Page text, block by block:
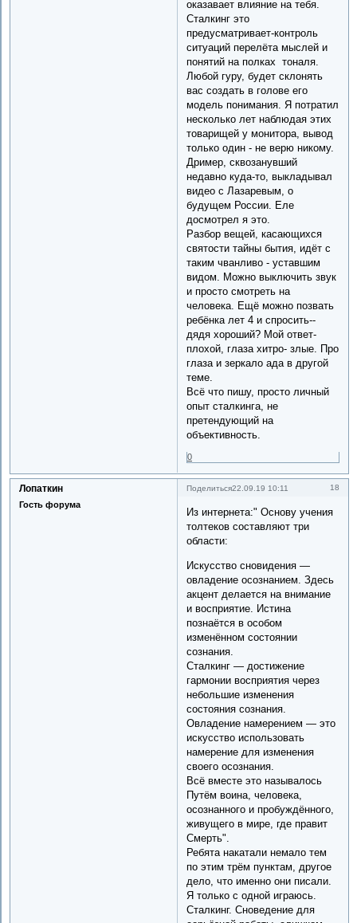
оказавает влияние на тебя.
Сталкинг это
предусматривает-контроль
ситуаций перелёта мыслей и
понятий на полках тоналя.
Любой гуру, будет склонять
вас создать в голове его
модель понимания. Я потратил
несколько лет наблюдая этих
товарищей у монитора, вывод
только один - не верю никому.
Дример, сквозанувший
недавно куда-то, выкладывал
видео с Лазаревым, о
будущем России. Еле
досмотрел я это.
Разбор вещей, касающихся
святости тайны бытия, идёт с
таким чванливо - уставшим
видом. Можно выключить звук
и просто смотреть на
человека. Ещё можно позвать
ребёнка лет 4 и спросить--
дядя хороший? Мой ответ-
плохой, глаза хитро- злые. Про
глаза и зеркало ада в другой
теме.
Всё что пишу, просто личный
опыт сталкинга, не
претендующий на
объективность.
0
Поделиться 18
22.09.19 10:11
Лопаткин
Гость форума
Из интернета:" Основу учения
толтеков составляют три
области:
Искусство сновидения —
овладение осознанием. Здесь
акцент делается на внимание
и восприятие. Истина
познаётся в особом
изменённом состоянии
сознания.
Сталкинг — достижение
гармонии восприятия через
небольшие изменения
состояния сознания.
Овладение намерением — это
искусство использовать
намерение для изменения
своего осознания.
Всё вместе это называлось
Путём воина, человека,
осознанного и пробуждённого,
живущего в мире, где правит
Смерть".
Ребята накатали немало тем
по этим трём пунктам, другое
дело, что именно они писали.
Я только с одной играюсь.
Сталкинг. Сноведение для